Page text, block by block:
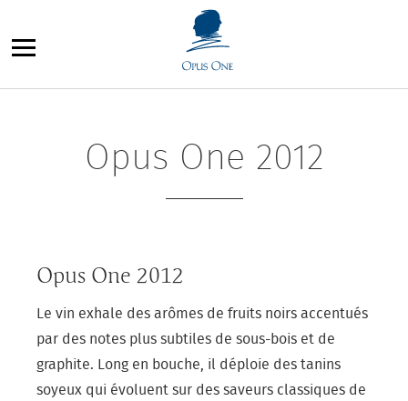
au
Opus One 2012
Opus One 2012
Le vin exhale des arômes de fruits noirs accentués
par des notes plus subtiles de sous-bois et de
graphite. Long en bouche, il déploie des tanins
soyeux qui évoluent sur des saveurs classiques de